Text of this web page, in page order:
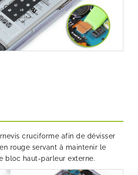
cruciforme afin de dévisser
rouge servant à maintenir le
bloc haut-parleur externe.